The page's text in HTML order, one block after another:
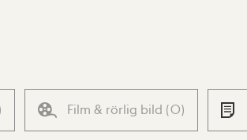
Film & rörlig bild (0)